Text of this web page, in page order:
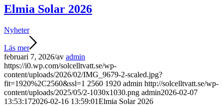
Elmia Solar 2026
Nyheter
Läs mer
februari 7, 2026/av admin
https://i0.wp.com/solcelltvatt.se/wp-
content/uploads/2026/02/IMG_9679-2-scaled.jpg?
fit=1920%2C2560&ssl=1 2560 1920 admin http://solcelltvatt.se/wp-
content/uploads/2025/05/2-1030x1030.png admin2026-02-07
13:53:172026-02-16 13:59:01Elmia Solar 2026